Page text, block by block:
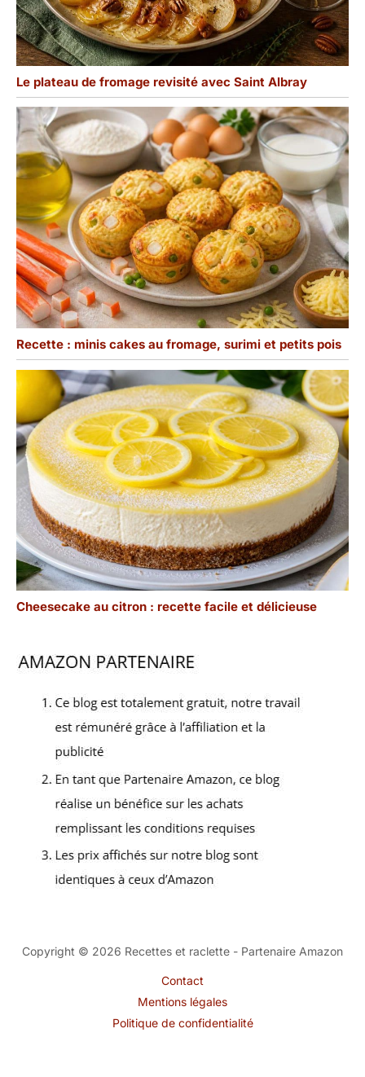
Le plateau de fromage revisité avec Saint Albray
Recette : minis cakes au fromage, surimi et petits pois
Cheesecake au citron : recette facile et délicieuse
Copyright © 2026 Recettes et raclette - Partenaire Amazon
Contact
Mentions légales
Politique de confidentialité